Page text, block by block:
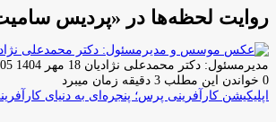
روایت لحظه‌ها در «پردیس سامیت
مدیرمسئول: دکتر محمدعلی نژادیان ارسال
ایمیل
18 مهر 1404 19:05
0 خواندن این مطلب 3 دقیقه زمان میبرد
اپلیکیشن کارآفرینی پرس؛ پنجره‌ای به دنیای